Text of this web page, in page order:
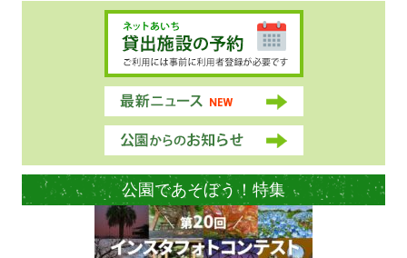
公園であそぼう！特集